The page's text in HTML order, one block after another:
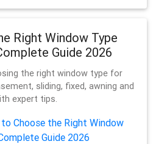
Right Window Type
Guide 2026
the right window type for
sliding, fixed, awning and
expert tips.
Choose the Right Window
Guide 2026